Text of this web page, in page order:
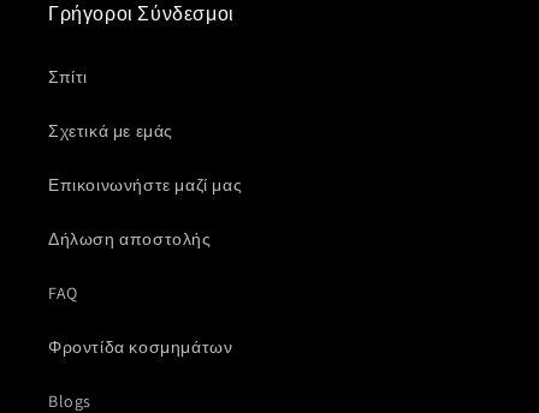
Γρήγοροι Σύνδεσμοι
Σπίτι
Σχετικά με εμάς
Επικοινωνήστε μαζί μας
Δήλωση αποστολής
FAQ
Φροντίδα κοσμημάτων
Blogs